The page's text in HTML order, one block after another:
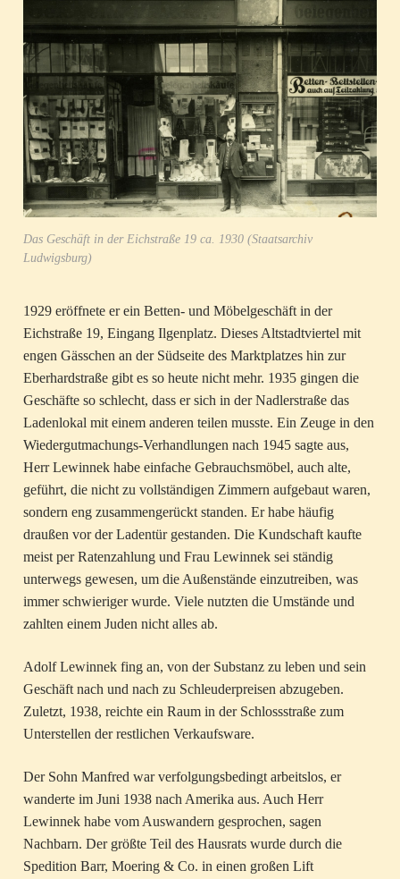
Das Geschäft in der Eichstraße 19 ca. 1930 (Staatsarchiv
Ludwigsburg)
1929 eröffnete er ein Betten- und Möbelgeschäft in der
Eichstraße 19, Eingang Ilgenplatz. Dieses Altstadtviertel mit
engen Gässchen an der Südseite des Marktplatzes hin zur
Eberhardstraße gibt es so heute nicht mehr. 1935 gingen die
Geschäfte so schlecht, dass er sich in der Nadlerstraße das
Ladenlokal mit einem anderen teilen musste. Ein Zeuge in den
Wiedergutmachungs-Verhandlungen nach 1945 sagte aus,
Herr Lewinnek habe einfache Gebrauchsmöbel, auch alte,
geführt, die nicht zu vollständigen Zimmern aufgebaut waren,
sondern eng zusammengerückt standen. Er habe häufig
draußen vor der Ladentür gestanden. Die Kundschaft kaufte
meist per Ratenzahlung und Frau Lewinnek sei ständig
unterwegs gewesen, um die Außenstände einzutreiben, was
immer schwieriger wurde. Viele nutzten die Umstände und
zahlten einem Juden nicht alles ab.
Adolf Lewinnek fing an, von der Substanz zu leben und sein
Geschäft nach und nach zu Schleuderpreisen abzugeben.
Zuletzt, 1938, reichte ein Raum in der Schlossstraße zum
Unterstellen der restlichen Verkaufsware.
Der Sohn Manfred war verfolgungsbedingt arbeitslos, er
wanderte im Juni 1938 nach Amerika aus. Auch Herr
Lewinnek habe vom Auswandern gesprochen, sagen
Nachbarn. Der größte Teil des Hausrats wurde durch die
Spedition Barr, Moering & Co. in einen großen Lift